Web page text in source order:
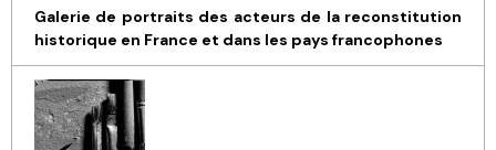
Galerie de portraits des acteurs de la reconstitution
historique en France et dans les pays francophones